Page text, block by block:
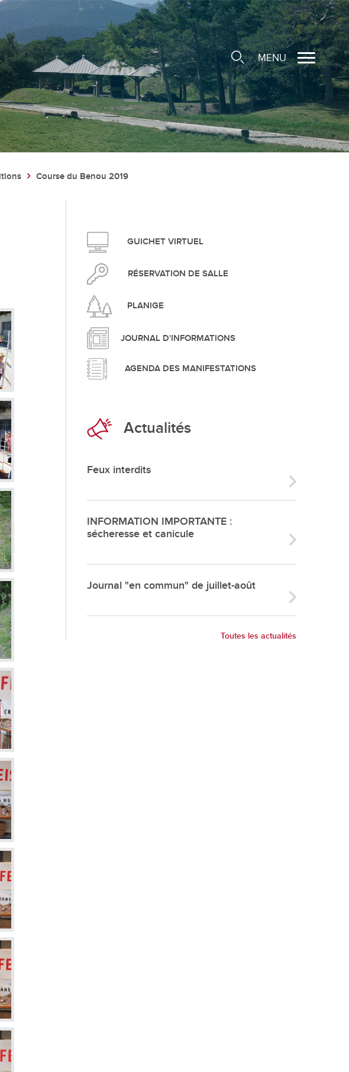
Vie locale
Economie
Vie religieuse
Développement durable
Guichet virtuel
Pilier public
Police municipale et service du feu
Annuaire communal
MENU
Course du Benou 2019
GUICHET VIRTUEL
RÉSERVATION DE SALLE
PLANIGE
JOURNAL D'INFORMATIONS
AGENDA DES MANIFESTATIONS
Actualités
Feux interdits
INFORMATION IMPORTANTE :
sécheresse et canicule
Journal "en commun" de juillet-août
Toutes les actualités